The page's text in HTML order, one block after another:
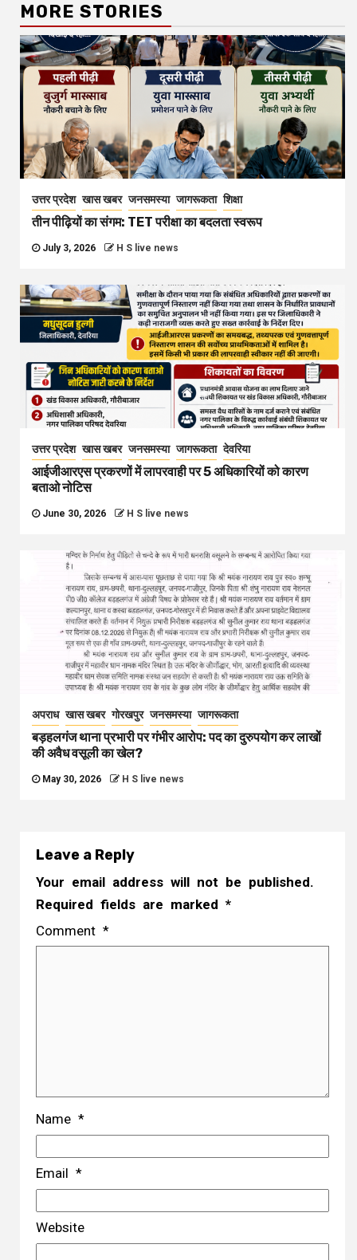
MORE STORIES
उत्तर प्रदेश खास खबर जनसमस्या जागरूकता शिक्षा
तीन पीढ़ियों का संगम: TET परीक्षा का बदलता स्वरूप
July 3, 2026 H S live news
उत्तर प्रदेश खास खबर जनसमस्या जागरूकता देवरिया
आईजीआरएस प्रकरणों में लापरवाही पर 5 अधिकारियों को कारण
बताओ नोटिस
June 30, 2026 H S live news
अपराध खास खबर गोरखपुर जनसमस्या जागरूकता
बड़हलगंज थाना प्रभारी पर गंभीर आरोप: पद का दुरुपयोग कर लाखों
की अवैध वसूली का खेल?
May 30, 2026 H S live news
Leave a Reply
Your email address will not be published.
Required fields are marked *
Comment *
Name *
Email *
Website